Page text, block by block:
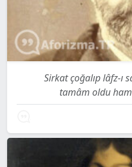
Sirkat çoğalıp lâfz-ı
tamâm oldu